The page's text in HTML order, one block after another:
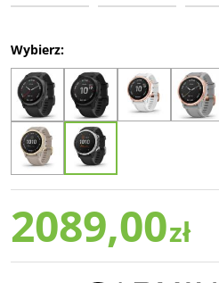
Wybierz:
2089,00zł